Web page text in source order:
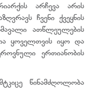
არჩევა არის
ჩვენი ქვეყნის
ათწლეულების
ყოველთვის იყო და
ერთიანობის
წინამძღოლობა